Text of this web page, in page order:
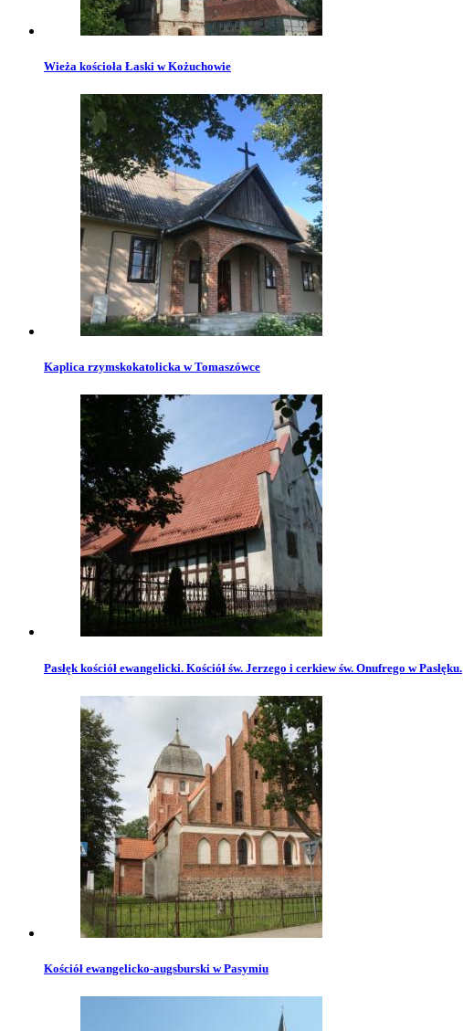
Wieża kościoła Łaski w Kożuchowie
Kaplica rzymskokatolicka w Tomaszówce
Pasłęk kościół ewangelicki. Kościół św. Jerzego i cerkiew św. Onufrego w Pasłęku.
Kościół ewangelicko-augsburski w Pasymiu